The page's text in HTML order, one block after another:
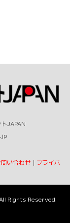
JAPAN
問い合わせ｜ プライバ
Rights Reserved.